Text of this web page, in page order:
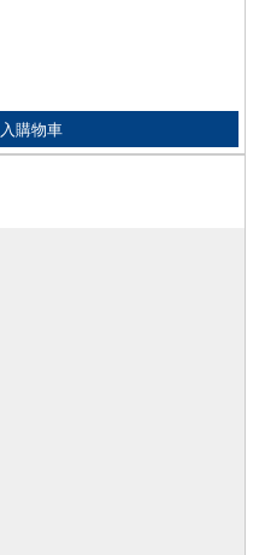
購物車